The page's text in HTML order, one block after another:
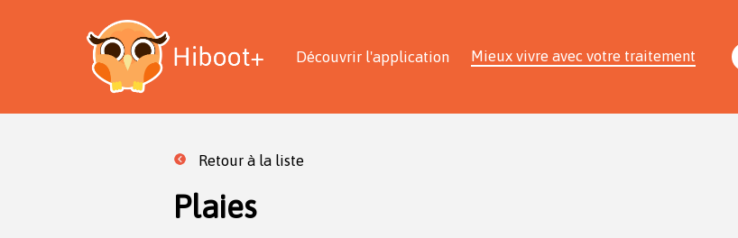
Découvrir l'application Mieux vivre avec votre traitement
Retour à la liste
Plaies